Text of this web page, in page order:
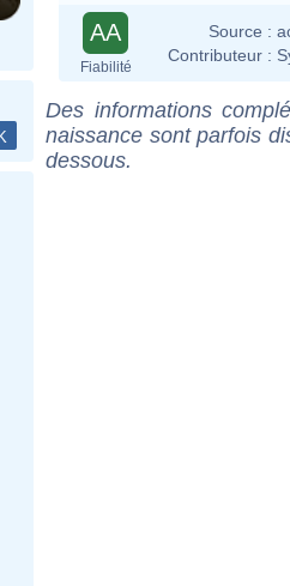
AA
Fiabilité
Source :
Contributeur :
Des informations
naissance sont parfois
dessous.